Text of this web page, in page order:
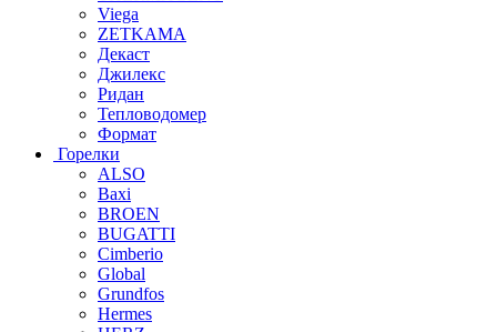
Viega
ZETKAMA
Декаст
Джилекс
Ридан
Тепловодомер
Формат
Горелки
ALSO
Baxi
BROEN
BUGATTI
Cimberio
Global
Grundfos
Hermes